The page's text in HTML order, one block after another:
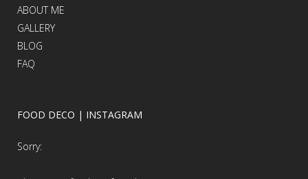
ABOUT ME
GALLERY
BLOG
FAQ
FOOD DECO | INSTAGRAM
Sorry: